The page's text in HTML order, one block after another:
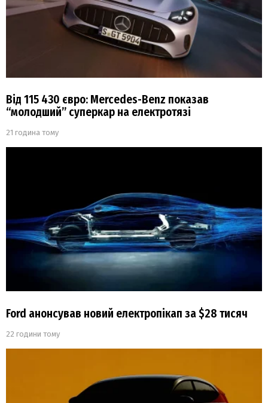
Від 115 430 євро: Mercedes-Benz показав
“молодший” суперкар на електротязі
21 година тому
Ford анонсував новий електропікап за $28 тисяч
22 години тому